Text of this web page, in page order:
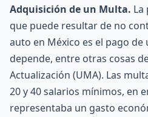
Adquisición de un Multa. La
que puede resultar de no
auto en México es el pago
depende, entre otras cosas
Actualización (UMA). Las
20 y 40 salarios mínimos, en
representaba un gasto